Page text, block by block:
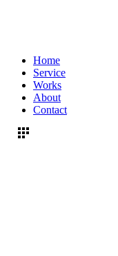
Home
Service
Works
About
Contact